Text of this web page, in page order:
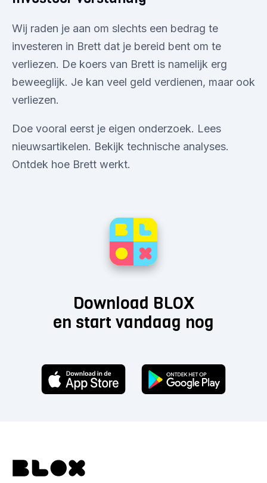
Wij raden je aan om slechts een bedrag te
investeren in Brett dat je bereid bent om te
verliezen. De koers van Brett is namelijk erg
beweeglijk. Je kan veel geld verdienen, maar ook
verliezen.
Doe vooral eerst je eigen onderzoek. Lees
nieuwsartikelen. Bekijk technische analyses.
Ontdek hoe Brett werkt.
Download BLOX
en start vandaag nog